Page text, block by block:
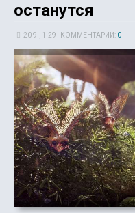
останутся
20 9-, 1-29 КОММЕНТАРИИ: 0